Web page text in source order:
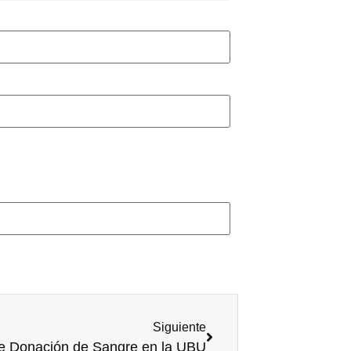
Siguiente
Donación de Sangre en la UBU